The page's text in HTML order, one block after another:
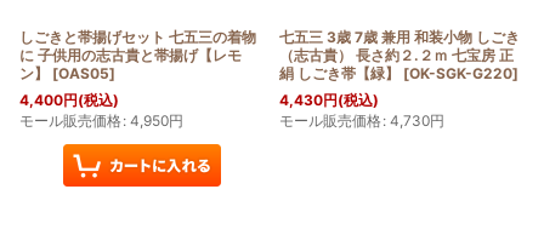
しごきと帯揚げセット 七五三の着物
に 子供用の志古貴と帯揚げ【レモ
ン】
[OAS05]
4,400円(税込)
モール販売価格: 4,950円
七五三 3歳 7歳 兼用 和装小物 しごき
（志古貴） 長さ約２.２ｍ 七宝房 正
絹 しごき帯【緑】
[OK-SGK-G220]
4,430円(税込)
モール販売価格: 4,730円